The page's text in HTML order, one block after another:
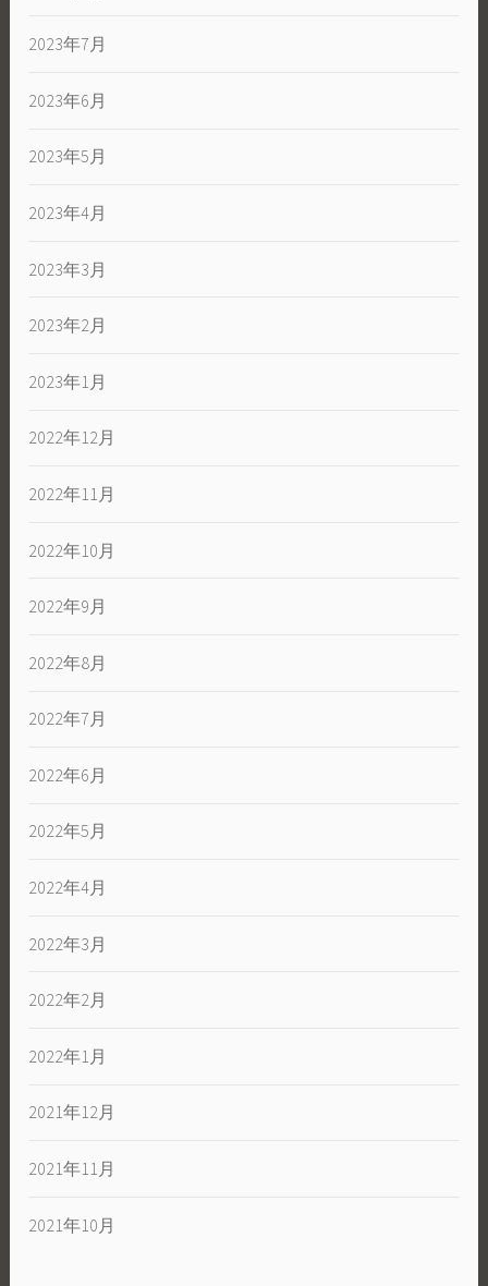
2023年7月
2023年6月
2023年5月
2023年4月
2023年3月
2023年2月
2023年1月
2022年12月
2022年11月
2022年10月
2022年9月
2022年8月
2022年7月
2022年6月
2022年5月
2022年4月
2022年3月
2022年2月
2022年1月
2021年12月
2021年11月
2021年10月